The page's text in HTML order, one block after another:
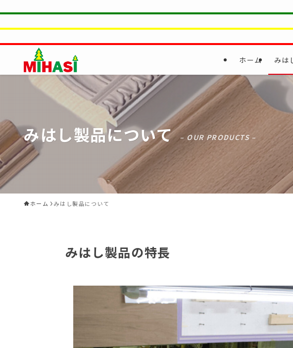
ホーム みは
みはし製品について – OUR PRODUCTS –
ホーム みはし製品について
みはし製品の特長